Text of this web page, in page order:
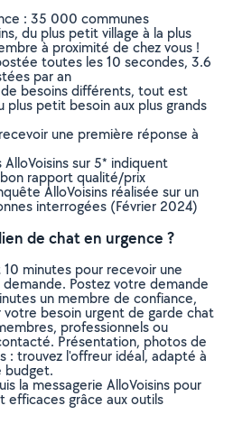
: 35 000 communes
du plus petit village à la plus
à proximité de chez vous !
toutes les 10 secondes, 3.6
par an
besoins différents, tout est
plus petit besoin aux plus grands
une première réponse à
sur 5* indiquent
bon rapport qualité/prix
AlloVoisins réalisée sur un
interrogées (Février 2024)
de chat en urgence ?
minutes pour recevoir une
Postez votre demande
un membre de confiance,
besoin urgent de garde chat
professionnels ou
Présentation, photos de
: trouvez l'offreur idéal, adapté à
budget.
la messagerie AlloVoisins pour
efficaces grâce aux outils